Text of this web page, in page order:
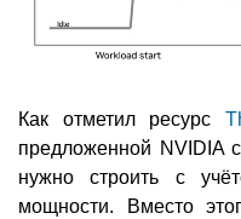
Как отметил ресурс
предложенной NVIDIA
нужно строить с
мощности. Вместо